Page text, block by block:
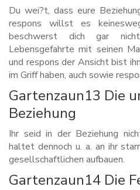
Du wei?t, dass eure
respons willst es
beschwerst dich gar
Lebensgefahrte mit seinen
und respons der Ansicht bist
im Griff haben, auch sowie
Gartenzaun13 Die
Beziehung
Ihr seid in der Beziehung
haltet dennoch u. a. an ihr
gesellschaftlichen aufbauen.
Gartenzaun14 Die